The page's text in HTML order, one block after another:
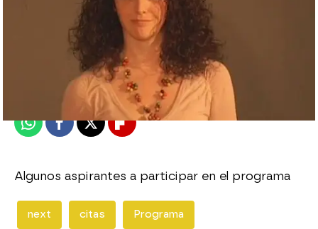
Publicado: 02 de junio de 2010, 13:24
WhatsappFacebook
X Flipboard
Algunos aspirantes a participar en el programa
next citas Programa